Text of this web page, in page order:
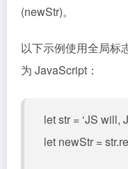
(newStr)。
以下示例使用全局标
为 JavaScript：
let str = ‘JS will,
let newStr =